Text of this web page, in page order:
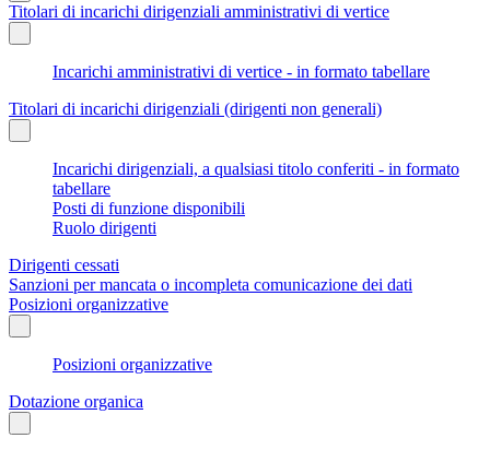
Titolari di incarichi dirigenziali amministrativi di vertice
Incarichi amministrativi di vertice - in formato tabellare
Titolari di incarichi dirigenziali (dirigenti non generali)
Incarichi dirigenziali, a qualsiasi titolo conferiti - in formato
tabellare
Posti di funzione disponibili
Ruolo dirigenti
Dirigenti cessati
Sanzioni per mancata o incompleta comunicazione dei dati
Posizioni organizzative
Posizioni organizzative
Dotazione organica